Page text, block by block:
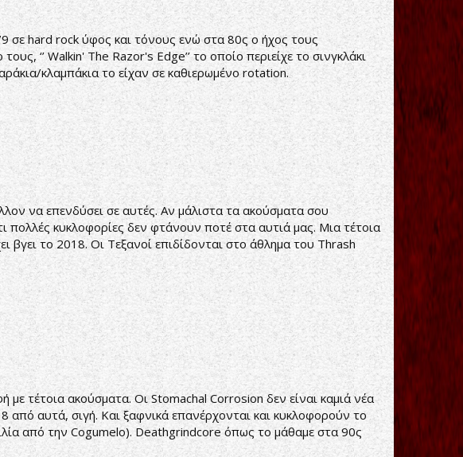
σε hard rock ύφος και τόνους ενώ στα 80ς ο ήχος τους
‘’ Walkin' The Razor's Edge’’ το οποίο περιείχε το σινγκλάκι
κλαμπάκια το είχαν σε καθιερωμένο rotation.
να επενδύσει σε αυτές. Αν μάλιστα τα ακούσματα σου
πολλές κυκλοφορίες δεν φτάνουν ποτέ στα αυτιά μας. Μια τέτοια
το 2018. Οι Τεξανοί επιδίδονται στο άθλημα του Thrash
τέτοια ακούσματα. Οι Stomachal Corrosion δεν είναι καμιά νέα
από αυτά, σιγή. Και ξαφνικά επανέρχονται και κυκλοφορούν το
από την Cogumelo). Deathgrindcore όπως το μάθαμε στα 90ς